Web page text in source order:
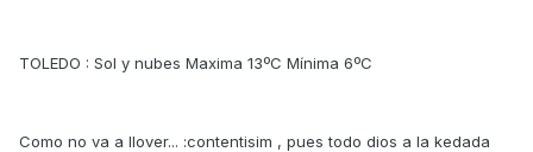
TOLEDO : Sol y nubes Maxima 13ºC Mínima 6ºC
Como no va a llover... :contentisim , pues todo dios a la kedada